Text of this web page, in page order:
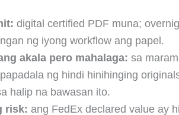
digital certified PDF muna;
ng iyong workflow ang papel.
akala pero mahalaga: sa
ng hindi hinihinging
halip na bawasan ito.
risk: ang FedEx declared value ay